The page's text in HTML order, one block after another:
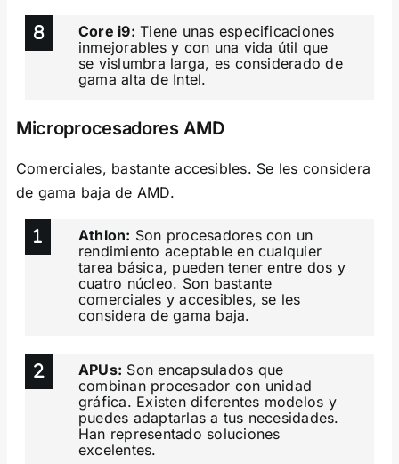
Core i9: Tiene unas especificaciones
inmejorables y con una vida útil que
se vislumbra larga, es considerado de
gama alta de Intel.
Microprocesadores AMD
Comerciales, bastante accesibles. Se les considera
de gama baja de AMD.
Athlon: Son procesadores con un
rendimiento aceptable en cualquier
tarea básica, pueden tener entre dos y
cuatro núcleo. Son bastante
comerciales y accesibles, se les
considera de gama baja.
APUs: Son encapsulados que
combinan procesador con unidad
gráfica. Existen diferentes modelos y
puedes adaptarlas a tus necesidades.
Han representado soluciones
excelentes.